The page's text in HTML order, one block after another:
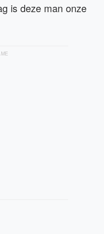
is deze man onze